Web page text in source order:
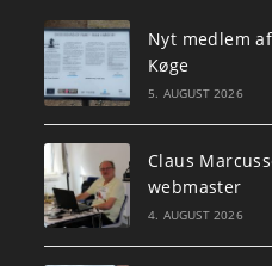
Nyt medlem af
Køge
5. AUGUST 2026
Claus
webmaster
4. AUGUST 2026